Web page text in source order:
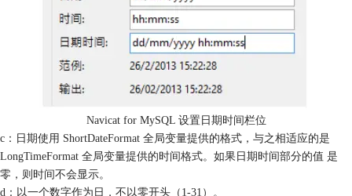
Navicat for MySQL 设置日期时间栏位
c：日期使用 ShortDateFormat 全局变量提供的格式，与之相适应的是
LongTimeFormat 全局变量提供的时间格式。如果日期时间部分的值 是
零，则时间不会显示。
d：以一个数字作为日，不以零开头（1-31）。